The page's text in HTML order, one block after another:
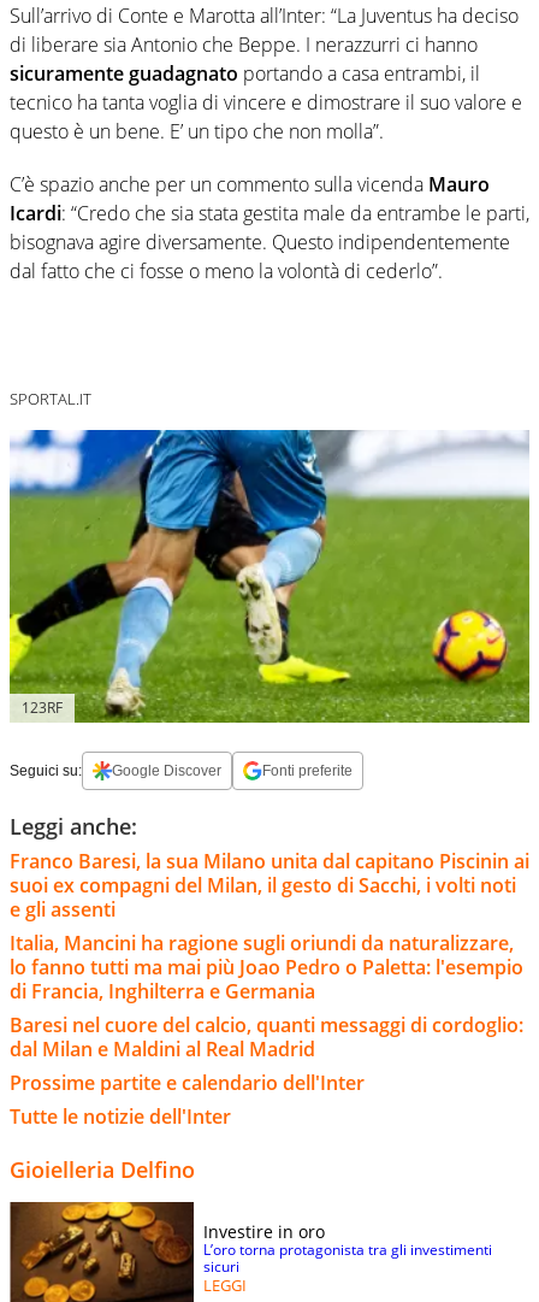
Sull’arrivo di Conte e Marotta all’Inter: “La Juventus ha deciso
di liberare sia Antonio che Beppe. I nerazzurri ci hanno
sicuramente guadagnato portando a casa entrambi, il
tecnico ha tanta voglia di vincere e dimostrare il suo valore e
questo è un bene. E’ un tipo che non molla”.
C’è spazio anche per un commento sulla vicenda Mauro
Icardi: “Credo che sia stata gestita male da entrambe le parti,
bisognava agire diversamente. Questo indipendentemente
dal fatto che ci fosse o meno la volontà di cederlo”.
SPORTAL.IT
123RF
Seguici su: Google Discover Fonti preferite
Leggi anche:
Franco Baresi, la sua Milano unita dal capitano Piscinin ai
suoi ex compagni del Milan, il gesto di Sacchi, i volti noti
e gli assenti
Italia, Mancini ha ragione sugli oriundi da naturalizzare,
lo fanno tutti ma mai più Joao Pedro o Paletta: l'esempio
di Francia, Inghilterra e Germania
Baresi nel cuore del calcio, quanti messaggi di cordoglio:
dal Milan e Maldini al Real Madrid
Prossime partite e calendario dell'Inter
Tutte le notizie dell'Inter
Gioielleria Delfino
Investire in oro
L’oro torna protagonista tra gli investimenti
sicuri
LEGGI